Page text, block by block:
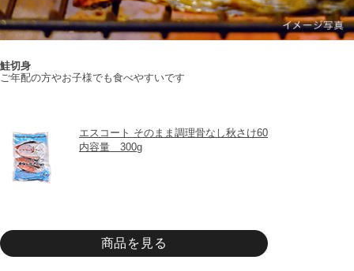
鮭切身
ご年配の方やお子様でも食べやすいです
エスコート そのまま調理骨なし秋さけ60
内容量　300g
商品を見る